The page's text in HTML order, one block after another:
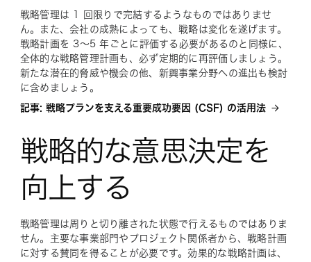
戦略管理は 1 回限りで完結するようなものではありませ
ん。また、会社の成熟によっても、戦略は変化を遂げます。
戦略計画を 3～5 年ごとに評価する必要があるのと同様に、
全体的な戦略管理計画も、必ず定期的に再評価しましょう。
新たな潜在的脅威や機会の他、新興事業分野への進出も検討
に含めましょう。
記事: 戦略プランを支える重要成功要因 (CSF) の活用法
戦略的な意思決定を
向上する
戦略管理は周りと切り離された状態で行えるものではありま
せん。主要な事業部門やプロジェクト関係者から、戦略計画
に対する賛同を得ることが必要です。効果的な戦略計画は、